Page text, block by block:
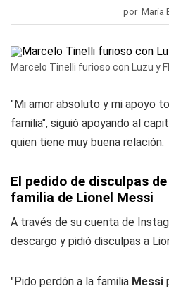
por María
Marcelo Tinelli furioso con Luzu y
"Mi amor absoluto y mi apoyo
familia", siguió apoyando al
quien tiene muy buena relación.
El pedido de disculpas
familia de Lionel Messi
A través de su cuenta de
descargo y pidió disculpas a
"Pido perdón a la familia Messi